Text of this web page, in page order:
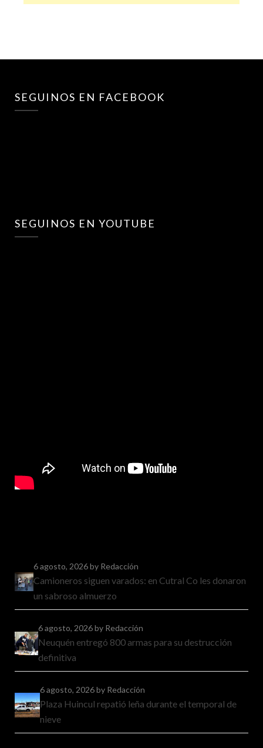
SEGUINOS EN FACEBOOK
SEGUINOS EN YOUTUBE
6 agosto, 2026by Redacción
Camioneros siguen varados: en Cutral Co les donaron
un sabroso almuerzo
6 agosto, 2026by Redacción
Neuquén entregó 800 armas para su destrucción
definitiva
6 agosto, 2026by Redacción
Plaza Huincul repatió leña durante el temporal de
nieve